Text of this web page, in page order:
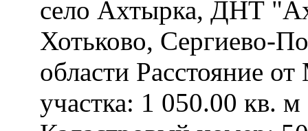
село Ахтырка, ДНТ
Хотьково, Сергиево-
области Расстояние
участка: 1 050.00 кв.